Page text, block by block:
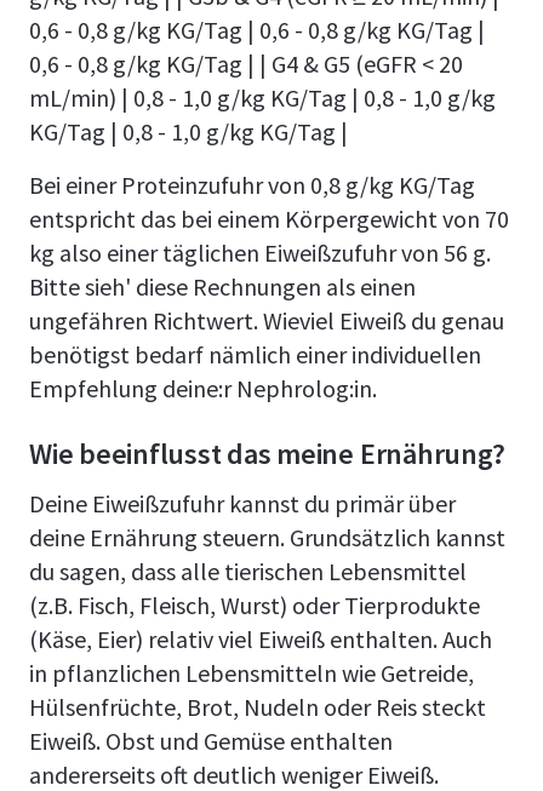
0,6 - 0,8 g/kg KG/Tag | 0,6 - 0,8 g/kg KG/Tag |
0,6 - 0,8 g/kg KG/Tag | | G4 & G5 (eGFR < 20
mL/min) | 0,8 - 1,0 g/kg KG/Tag | 0,8 - 1,0 g/kg
KG/Tag | 0,8 - 1,0 g/kg KG/Tag |
Bei einer Proteinzufuhr von 0,8 g/kg KG/Tag
entspricht das bei einem Körpergewicht von 70
kg also einer täglichen Eiweißzufuhr von 56 g.
Bitte sieh' diese Rechnungen als einen
ungefähren Richtwert. Wieviel Eiweiß du genau
benötigst bedarf nämlich einer individuellen
Empfehlung deine:r Nephrolog:in.
Wie beeinflusst das meine Ernährung?
Deine Eiweißzufuhr kannst du primär über
deine Ernährung steuern. Grundsätzlich kannst
du sagen, dass alle tierischen Lebensmittel
(z.B. Fisch, Fleisch, Wurst) oder Tierprodukte
(Käse, Eier) relativ viel Eiweiß enthalten. Auch
in pflanzlichen Lebensmitteln wie Getreide,
Hülsenfrüchte, Brot, Nudeln oder Reis steckt
Eiweiß. Obst und Gemüse enthalten
andererseits oft deutlich weniger Eiweiß.